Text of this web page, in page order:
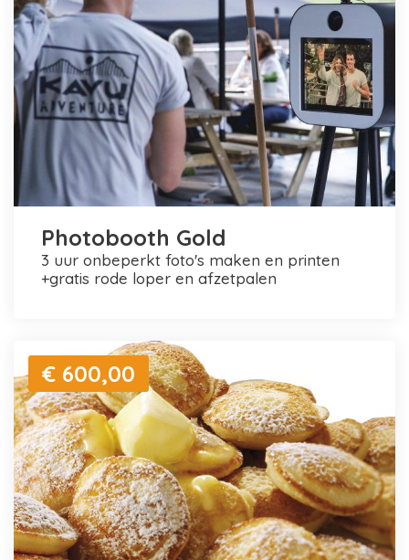
Photobooth Gold
3 uur onbeperkt foto's maken en printen
+gratis rode loper en afzetpalen
€ 600,00